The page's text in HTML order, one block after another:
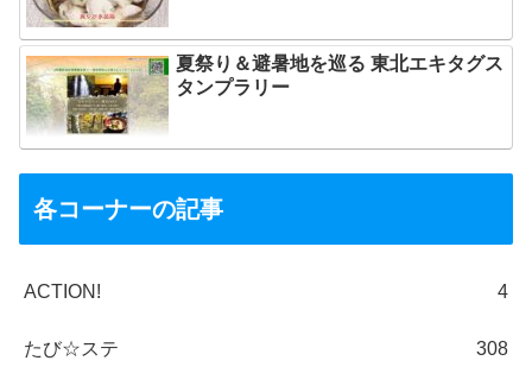
夏祭り＆避暑地を巡る 東北エキタグス
タンプラリー
各コーナーの記事
ACTION! 4
たび☆ステ 308